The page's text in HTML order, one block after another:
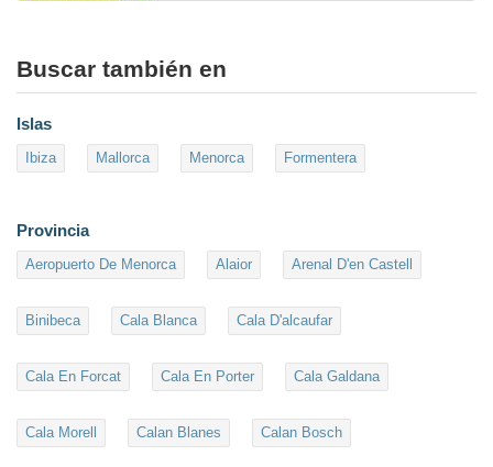
Buscar también en
Islas
Ibiza Mallorca Menorca Formentera
Provincia
Aeropuerto De Menorca Alaior Arenal D'en Castell
Binibeca Cala Blanca Cala D'alcaufar
Cala En Forcat Cala En Porter Cala Galdana
Cala Morell Calan Blanes Calan Bosch